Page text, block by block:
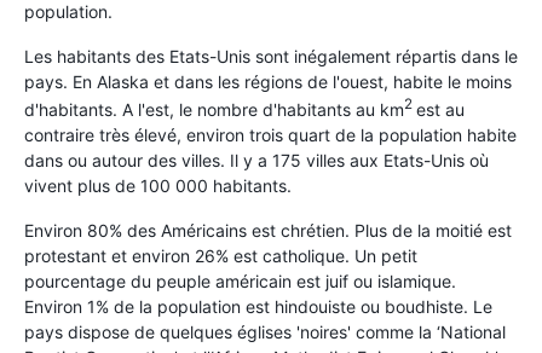
population.
Les habitants des Etats-Unis sont inégalement répartis dans le
pays. En Alaska et dans les régions de l'ouest, habite le moins
d'habitants. A l'est, le nombre d'habitants au km2 est au
contraire très élevé, environ trois quart de la population habite
dans ou autour des villes. Il y a 175 villes aux Etats-Unis où
vivent plus de 100 000 habitants.
Environ 80% des Américains est chrétien. Plus de la moitié est
protestant et environ 26% est catholique. Un petit
pourcentage du peuple américain est juif ou islamique.
Environ 1% de la population est hindouiste ou boudhiste. Le
pays dispose de quelques églises 'noires' comme la ‘National